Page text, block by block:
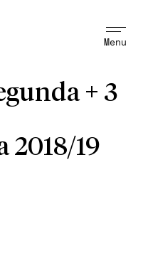
Menu
+ 3
2018/19